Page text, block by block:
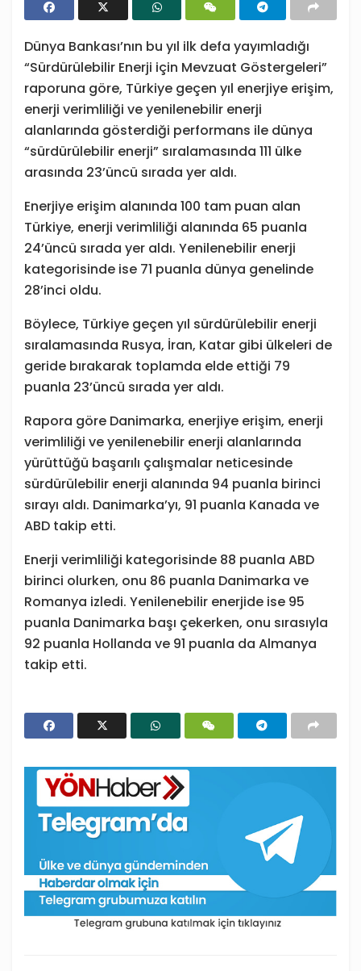
Dünya Bankası’nın bu yıl ilk defa yayımladığı
“Sürdürülebilir Enerji için Mevzuat Göstergeleri”
raporuna göre, Türkiye geçen yıl enerjiye erişim,
enerji verimliliği ve yenilenebilir enerji
alanlarında gösterdiği performans ile dünya
“sürdürülebilir enerji” sıralamasında 111 ülke
arasında 23’üncü sırada yer aldı.
Enerjiye erişim alanında 100 tam puan alan
Türkiye, enerji verimliliği alanında 65 puanla
24’üncü sırada yer aldı. Yenilenebilir enerji
kategorisinde ise 71 puanla dünya genelinde
28’inci oldu.
Böylece, Türkiye geçen yıl sürdürülebilir enerji
sıralamasında Rusya, İran, Katar gibi ülkeleri de
geride bırakarak toplamda elde ettiği 79
puanla 23’üncü sırada yer aldı.
Rapora göre Danimarka, enerjiye erişim, enerji
verimliliği ve yenilenebilir enerji alanlarında
yürüttüğü başarılı çalışmalar neticesinde
sürdürülebilir enerji alanında 94 puanla birinci
sırayı aldı. Danimarka’yı, 91 puanla Kanada ve
ABD takip etti.
Enerji verimliliği kategorisinde 88 puanla ABD
birinci olurken, onu 86 puanla Danimarka ve
Romanya izledi. Yenilenebilir enerjide ise 95
puanla Danimarka başı çekerken, onu sırasıyla
92 puanla Hollanda ve 91 puanla da Almanya
takip etti.